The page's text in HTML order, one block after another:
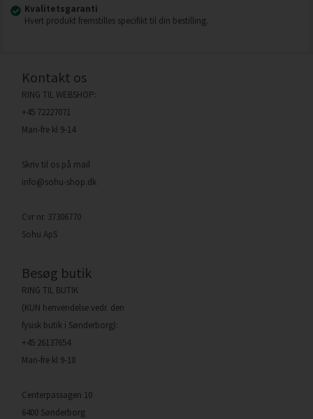
Kvalitetsgaranti
Hvert produkt fremstilles specifikt til din bestilling.
Kontakt os
RING TIL WEBSHOP:
+45 72227071
Man-fre kl 9-14
Skriv til os på mail
info@sohu-shop.dk
Cvr nr. 37306770
Sohu ApS
Besøg butik
RING TIL BUTIK
(KUN henvendelse vedr. den
fysisk butik i Sønderborg):
+45 26137654
Man-fre kl 9-18
Centerpassagen 10
6400 Sønderborg